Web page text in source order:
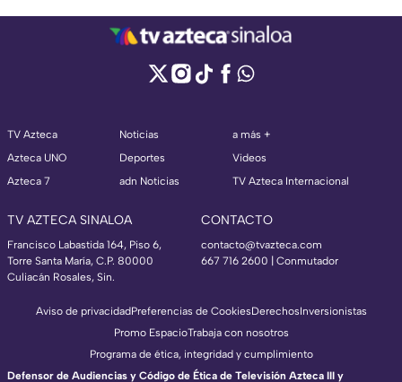
TV Azteca
Azteca UNO
Azteca 7
Noticias
Deportes
adn Noticias
a más +
Videos
TV Azteca Internacional
TV AZTECA SINALOA
Francisco Labastida 164, Piso 6,
Torre Santa María, C.P. 80000
Culiacán Rosales, Sin.
CONTACTO
contacto@tvazteca.com
667 716 2600 | Conmutador
Aviso de privacidadPreferencias de CookiesDerechosInversionistas
Promo EspacioTrabaja con nosotros
Programa de ética, integridad y cumplimiento
Defensor de Audiencias y Código de Ética de Televisión Azteca III y